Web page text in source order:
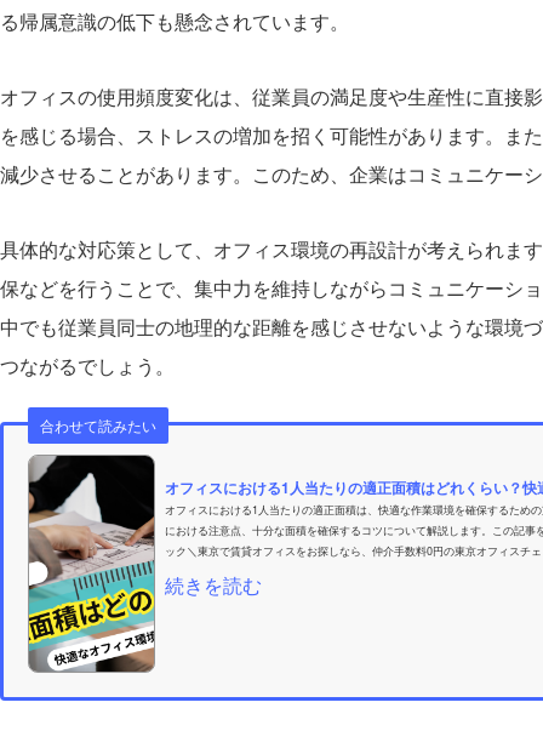
る帰属意識の低下も懸念されています。
オフィスの使用頻度変化は、従業員の満足度や生産性に直接
を感じる場合、ストレスの増加を招く可能性があります。ま
減少させることがあります。このため、企業はコミュニケー
具体的な対応策として、オフィス環境の再設計が考えられま
保などを行うことで、集中力を維持しながらコミュニケーシ
中でも従業員同士の地理的な距離を感じさせないような環境
つながるでしょう。
合わせて読みたい
オフィスにおける1人当たりの適正面積はどれくらい？
オフィスにおける1人当たりの適正面積は、快適な作業環境を確保するため
における注意点、十分な面積を確保するコツについて解説します。この記
ック＼東京で賃貸オフィスをお探しなら、仲介手数料0円の東京オフィスチ
続きを読む